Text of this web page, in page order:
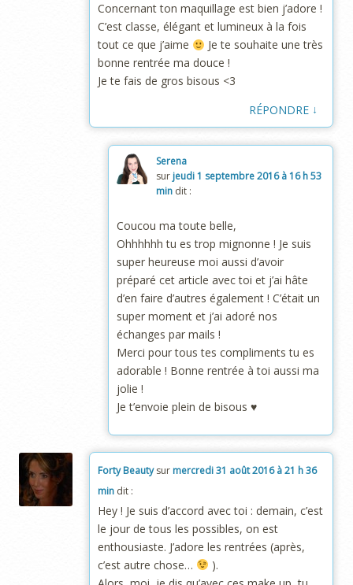
Concernant ton maquillage est bien j’adore !
C’est classe, élégant et lumineux à la fois
tout ce que j’aime
Je te souhaite une très
bonne rentrée ma douce !
Je te fais de gros bisous <3
RÉPONDRE ↓
Serena
sur jeudi 1 septembre 2016 à 16 h 53
min dit :
Coucou ma toute belle,
Ohhhhhh tu es trop mignonne ! Je suis
super heureuse moi aussi d’avoir
préparé cet article avec toi et j’ai hâte
d’en faire d’autres également ! C’était un
super moment et j’ai adoré nos
échanges par mails !
Merci pour tous tes compliments tu es
adorable ! Bonne rentrée à toi aussi ma
jolie !
Je t’envoie plein de bisous ♥
Forty Beautysur mercredi 31 août 2016 à 21 h 36
min dit :
Hey ! Je suis d’accord avec toi : demain, c’est
le jour de tous les possibles, on est
enthousiaste. J’adore les rentrées (après,
c’est autre chose…
).